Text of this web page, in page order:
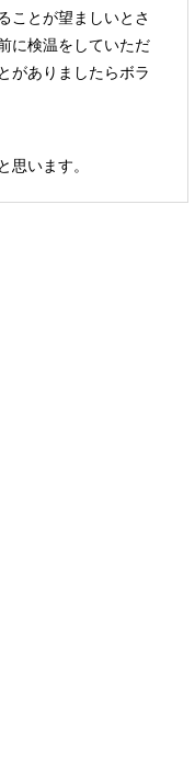
ことが望ましいとさ
に検温をしていただ
がありましたらボラ
思います。